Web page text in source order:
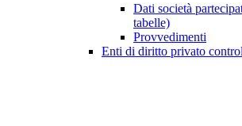
Dati società
tabelle)
Provvedimenti
Enti di diritto privato